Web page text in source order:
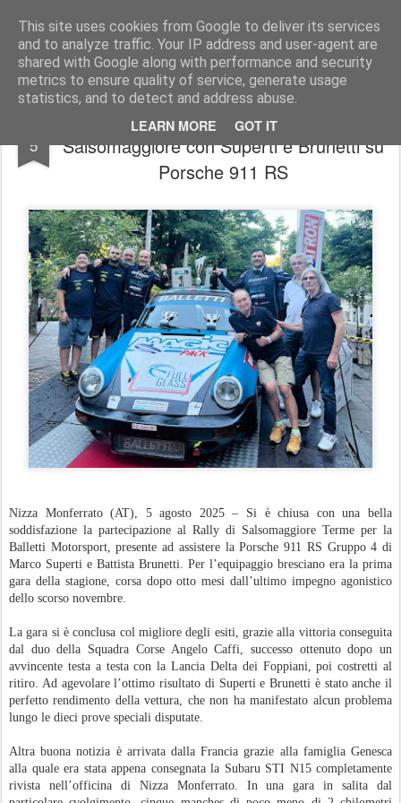
This site uses cookies from Google to deliver its services
and to analyze traffic. Your IP address and user-agent are
shared with Google along with performance and security
metrics to ensure quality of service, generate usage
statistics, and to detect and address abuse.
LEARN MORE GOT IT
AutoMotoCorse. Motorsport Random News 280912
5
Balletti Motorsport si ripete a
Salsomaggiore con Superti e Brunetti su
Porsche 911 RS
Nizza Monferrato (AT), 5 agosto 2025 – Si è chiusa con una bella
soddisfazione la partecipazione al Rally di Salsomaggiore Terme per la
Balletti Motorsport, presente ad assistere la Porsche 911 RS Gruppo 4 di
Marco Superti e Battista Brunetti. Per l’equipaggio bresciano era la prima
gara della stagione, corsa dopo otto mesi dall’ultimo impegno agonistico
dello scorso novembre.
La gara si è conclusa col migliore degli esiti, grazie alla vittoria conseguita
dal duo della Squadra Corse Angelo Caffi, successo ottenuto dopo un
avvincente testa a testa con la Lancia Delta dei Foppiani, poi costretti al
ritiro. Ad agevolare l’ottimo risultato di Superti e Brunetti è stato anche il
perfetto rendimento della vettura, che non ha manifestato alcun problema
lungo le dieci prove speciali disputate.
Altra buona notizia è arrivata dalla Francia grazie alla famiglia Genesca
alla quale era stata appena consegnata la Subaru STI N15 completamente
rivista nell’officina di Nizza Monferrato. In una gara in salita dal